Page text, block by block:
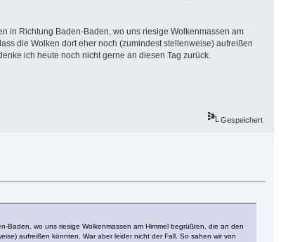
in Richtung Baden-Baden, wo uns riesige Wolkenmassen am
die Wolken dort eher noch (zumindest stellenweise) aufreißen
ich heute noch nicht gerne an diesen Tag zurück.
Gespeichert
Baden, wo uns riesige Wolkenmassen am Himmel begrüßten, die an den
aufreißen könnten. War aber leider nicht der Fall. So sahen wir von